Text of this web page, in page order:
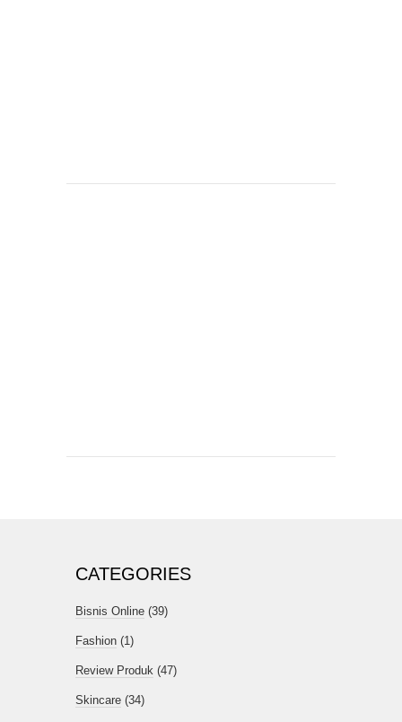
CATEGORIES
Bisnis Online (39)
Fashion (1)
Review Produk (47)
Skincare (34)